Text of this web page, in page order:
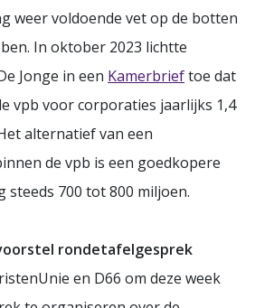
weer voldoende vet op de botten
In oktober 2023 lichtte
Jonge in een Kamerbrieftoe dat
vpb voor corporaties jaarlijks 1,4
alternatief van een
de vpb is een goedkopere
steeds 700 tot 800 miljoen.
rondetafelgesprek
en D66 om deze week